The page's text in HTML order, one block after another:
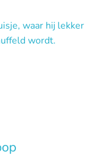
waar hij lekker
wordt.